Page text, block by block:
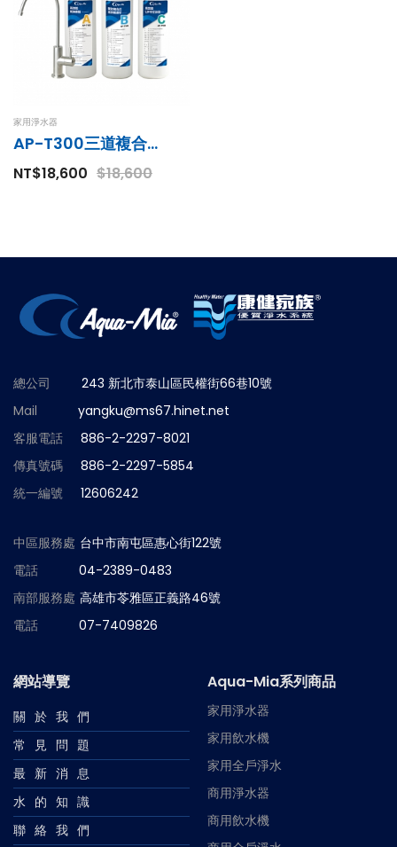
家用淨水器
AP-T300三道複合式淨水器
NT$18,600 $18,600
總公司
243 新北市泰山區民權街66巷10號
Mail
yangku@ms67.hinet.net
客服電話
886-2-2297-8021
傳真號碼
886-2-2297-5854
統一編號
12606242
中區服務處 台中市南屯區惠心街122號
電話
04-2389-0483
南部服務處 高雄市苓雅區正義路46號
電話
07-7409826
網站導覽
關於我們
常見問題
最新消息
水的知識
聯絡我們
Aqua-Mia系列商品
家用淨水器
家用飲水機
家用全戶淨水
商用淨水器
商用飲水機